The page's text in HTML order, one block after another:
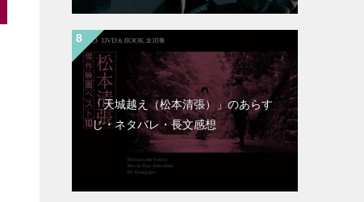
「天城越え（松本清張）」のあらす
じ・ネタバレ・長文感想